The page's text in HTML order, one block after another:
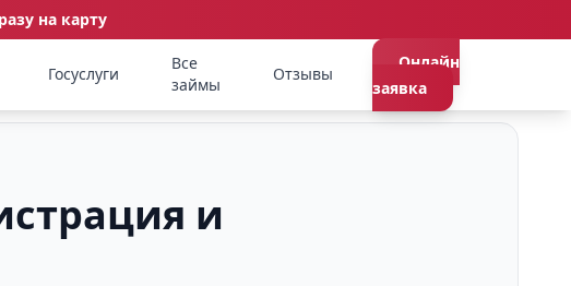
на карту
Госуслуги
Все
займы
Отзывы
Онлайн
заявка
и